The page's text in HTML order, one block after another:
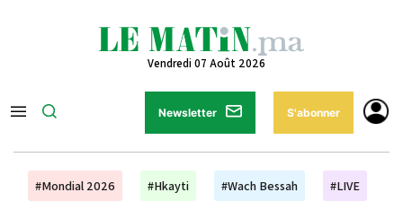
Vendredi 07 Août 2026
Newsletter S'abonner
#Mondial 2026 #Hkayti #Wach Bessah #LIVE